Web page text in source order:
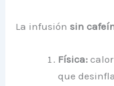
La infusiónsin
Física:
que